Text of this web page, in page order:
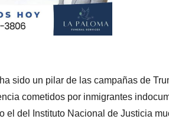
sido un pilar de las campañas de
cometidos por inmigrantes
el del Instituto Nacional de Justicia